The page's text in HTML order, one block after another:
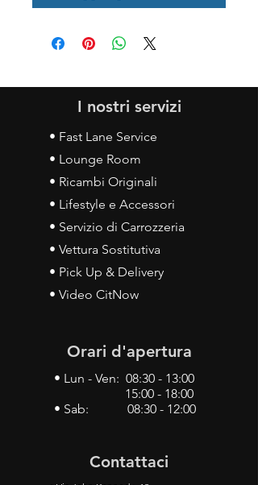
I nostri servizi
• Fast Lane Service
• Lounge Room
• Ricambi Originali
• Lifestyle e Accessori
• Servizio di Carrozzeria
• Vettura Sostitutiva
• Pick Up & Delivery
• Video CitNow
Orari d'apertura
• Lun - Ven: 08:30 - 13:00
15:00 - 18:00
• Sab: 08:30 - 12:00
Contattaci